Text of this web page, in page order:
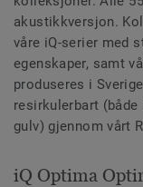
akustikkversjon.
våre iQ-serier med
egenskaper, samt
produseres i
resirkulerbart
gulv) gjennom vårt
iQ Optima